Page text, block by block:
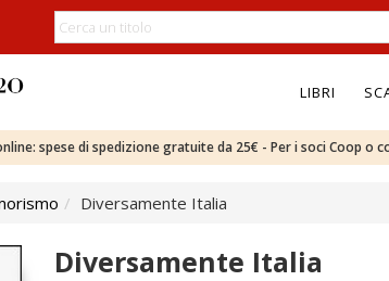
LIBRI
spese di spedizione gratuite da 25€ - Per i soci Coop
Diversamente Italia
Diversamente Italia